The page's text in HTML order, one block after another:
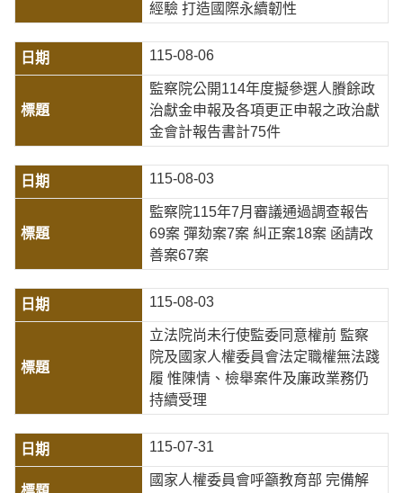
經驗 打造國際永續韌性
115-08-06
監察院公開114年度擬參選人賸餘政
治獻金申報及各項更正申報之政治獻
金會計報告書計75件
115-08-03
監察院115年7月審議通過調查報告
69案 彈劾案7案 糾正案18案 函請改
善案67案
115-08-03
立法院尚未行使監委同意權前 監察
院及國家人權委員會法定職權無法踐
履 惟陳情、檢舉案件及廉政業務仍
持續受理
115-07-31
國家人權委員會呼籲教育部 完備解